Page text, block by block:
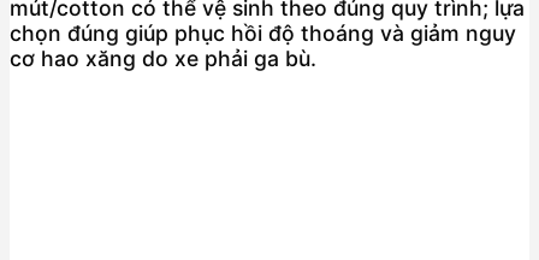
mút/cotton có thể vệ sinh theo đúng quy trình; lựa
chọn đúng giúp phục hồi độ thoáng và giảm nguy
cơ hao xăng do xe phải ga bù.